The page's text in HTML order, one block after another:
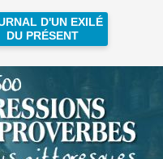
D'UN EXILÉ
DU PRÉSENT